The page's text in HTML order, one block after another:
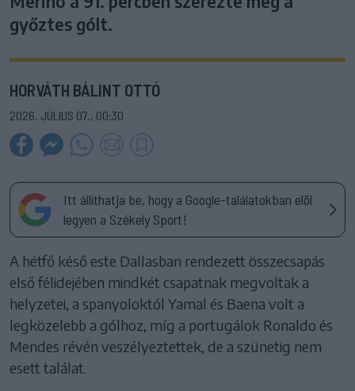
győztes gólt.
HORVÁTH BÁLINT OTTÓ
2026. JÚLIUS 07., 00:30
Itt állíthatja be, hogy a Google-találatokban elöl
legyen a Székely Sport!
A hétfő késő este Dallasban rendezett összecsapás
első félidejében mindkét csapatnak megvoltak a
helyzetei, a spanyoloktól Yamal és Baena volt a
legközelebb a gólhoz, míg a portugálok Ronaldo és
Mendes révén veszélyeztettek, de a szünetig nem
esett találat.